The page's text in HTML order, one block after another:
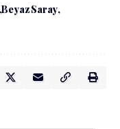
Beyaz Saray